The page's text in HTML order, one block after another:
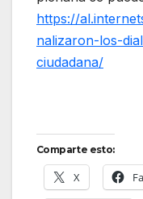
https://
nalizaron-los-
ciudadana/
Comparte esto:
X